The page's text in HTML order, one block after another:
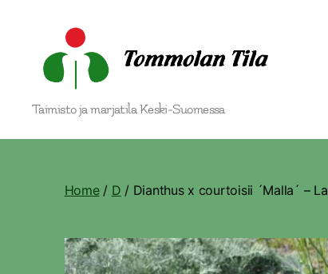
Tommolan
Tila
Taimisto ja marjatila Keski-Suomessa
Home/ D / Dianthus x courtoisii ´Malla´ –